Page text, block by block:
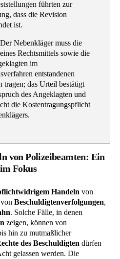
führten zur
dass die Revision
ist.
Der Nebenkläger muss die
Rechtsmittels sowie die
im
entstandenen
tragen; das Urteil bestätigt
des Angeklagten und
die Kostentragungspflicht
von Polizeibeamten: Ein
Fokus
Handeln von
Beschuldigtenverfolgungen,
. Solche Fälle, in denen
zeigen, können von
hin zu mutmaßlicher
des Beschuldigten dürfen
gelassen werden. Die